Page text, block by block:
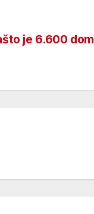
je 6.600